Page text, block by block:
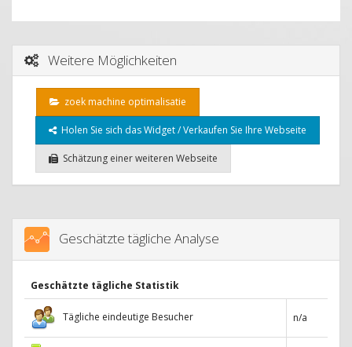
Weitere Möglichkeiten
zoek machine optimalisatie
Holen Sie sich das Widget / Verkaufen Sie Ihre Webseite
Schätzung einer weiteren Webseite
Geschätzte tägliche Analyse
Geschätzte tägliche Statistik
Tägliche eindeutige Besucher n/a